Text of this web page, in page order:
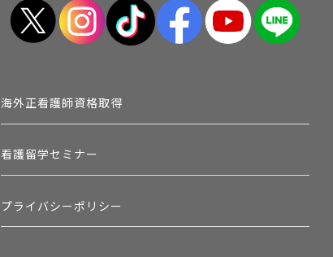
海外正看護師資格取得
看護留学セミナー
プライバシーポリシー